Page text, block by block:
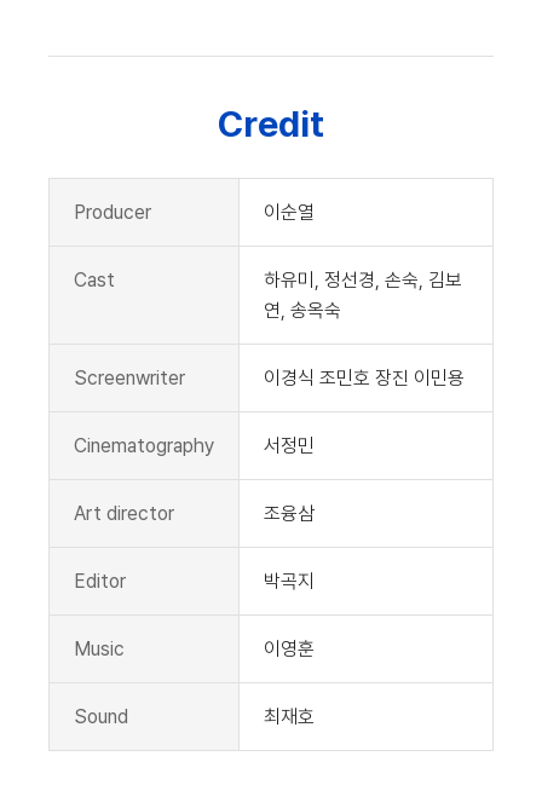
Credit
Producer 이순열
Cast
하유미, 정선경, 손숙, 김보
연, 송옥숙
Screenwriter 이경식 조민호 장진 이민용
Cinematography 서정민
Art director 조융삼
Editor 박곡지
Music 이영훈
Sound 최재호